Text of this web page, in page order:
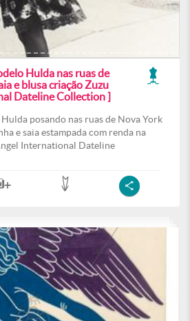
Hulda nas ruas de
e blusa criação Zuzu
Dateline Collection ]
posando nas ruas de Nova York
e saia estampada com renda na
International Dateline